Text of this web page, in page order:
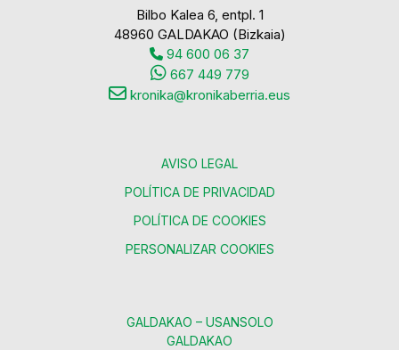
Bilbo Kalea 6, entpl. 1
48960 GALDAKAO (Bizkaia)
94 600 06 37
667 449 779
kronika@kronikaberria.eus
AVISO LEGAL
POLÍTICA DE PRIVACIDAD
POLÍTICA DE COOKIES
PERSONALIZAR COOKIES
GALDAKAO – USANSOLO
GALDAKAO